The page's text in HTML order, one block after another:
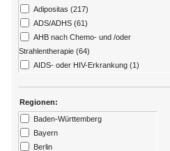
Adipositas (217)
ADS/ADHS (61)
AHB nach Chemo- und /oder
Strahlentherapie (64)
AIDS- oder HIV-Erkrankung (1)
Alzheimer (13)
Amputation (176)
Angststörungen (273)
Arthritis (92)
Regionen:
Baden-Württemberg
Bayern
Berlin